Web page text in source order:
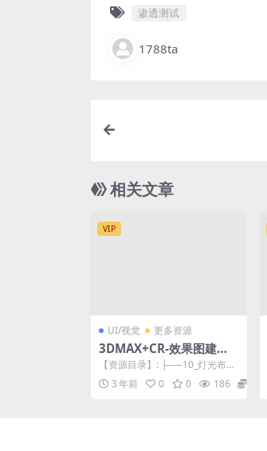
渗透测试
1788ta
相关文章
VIP
UI/视觉 更多资源
3DMAX+CR-效果图建模
渲染实战
【资源目录】: ├──10_灯光布置
与夜光.mp4 154.45M ├──11_...
3 年前 0 0 186